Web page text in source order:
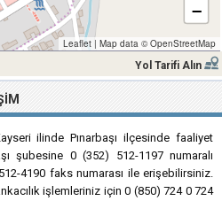
−
Leaflet | Map data ©OpenStreetMap
Yol Tarifi Alın
ilinde Pınarbaşı ilçesinde faaliyet
şubesine 0 (352) 512-1197 numaralı
4190 faks numarası ile erişebilirsiniz.
işlemleriniz için 0 (850) 724 0 724